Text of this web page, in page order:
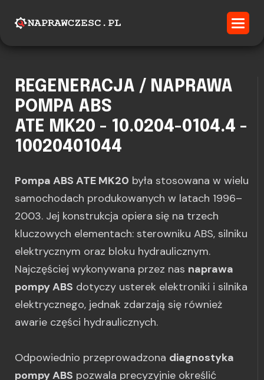
REGENERACJA / NAPRAWA
POMPA ABS
ATE MK20 - 10.0204-0104.4 -
10020401044
Pompa ABS ATE MK20 była stosowana w wielu
samochodach produkowanych w latach 1996–
2003. Jej konstrukcja opiera się na trzech
kluczowych elementach: sterowniku ABS, silniku
elektrycznym oraz bloku hydraulicznym.
Najczęściej wykonywana przez nas naprawa
pompy ABS dotyczy usterek elektroniki i silnika
elektrycznego, jednak zdarzają się również
awarie części hydraulicznych.
Odpowiednio przeprowadzona diagnostyka
pompy ABS pozwala precyzyjnie określić